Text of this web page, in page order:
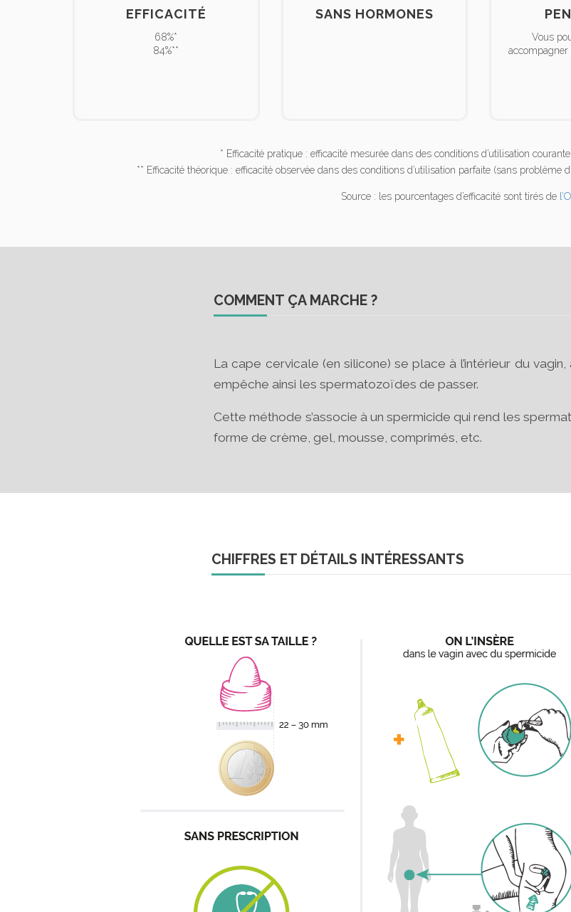
EFFICACITÉ
68%*
84%**
SANS HORMONES
Vous
accompagner
* Efficacité pratique : efficacité mesurée dans des conditions d’utilisation
** Efficacité théorique : efficacité observée dans des conditions d’utilisation parfaite (sans problème
Source : les pourcentages d’efficacité sont tirés de
COMMENT ÇA MARCHE ?
La cape cervicale (en silicone) se place à l’intérieur du vagin,
empêche ainsi les spermatozoïdes de passer.
Cette méthode s’associe à un spermicide qui rend les
forme de crème, gel, mousse, comprimés, etc.
CHIFFRES ET DÉTAILS INTÉRESSANTS